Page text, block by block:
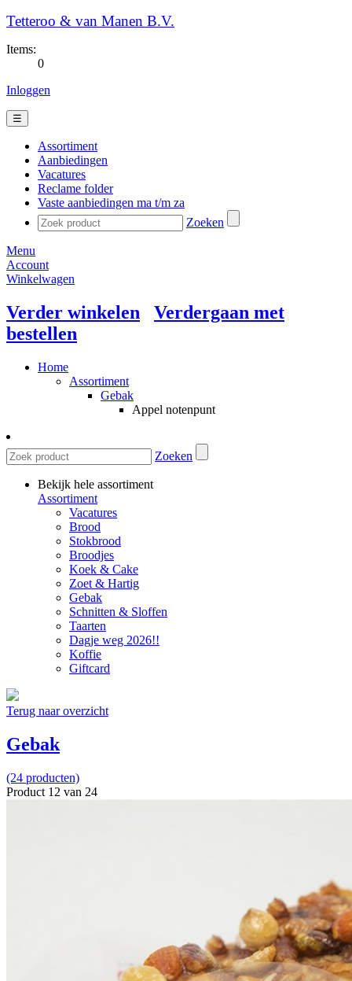
Tetteroo & van Manen B.V.
Items:
0
Inloggen
☰
Assortiment
Aanbiedingen
Vacatures
Reclame folder
Vaste aanbiedingen ma t/m za
Zoeken
Menu
Account
Winkelwagen
Verder winkelen
Verdergaan met
bestellen
Home
Assortiment
Gebak
Appel notenpunt
Zoeken
Bekijk hele assortiment
Assortiment
Vacatures
Brood
Stokbrood
Broodjes
Koek & Cake
Zoet & Hartig
Gebak
Schnitten & Sloffen
Taarten
Dagje weg 2026!!
Koffie
Giftcard
Terug naar overzicht
Gebak
(24 producten)
Product 12 van 24